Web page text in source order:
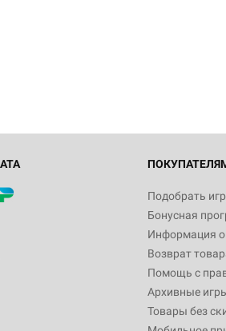
Подобрать
Бонусная
Информация о
Возврат
Помощь с
Архивные
Товары без